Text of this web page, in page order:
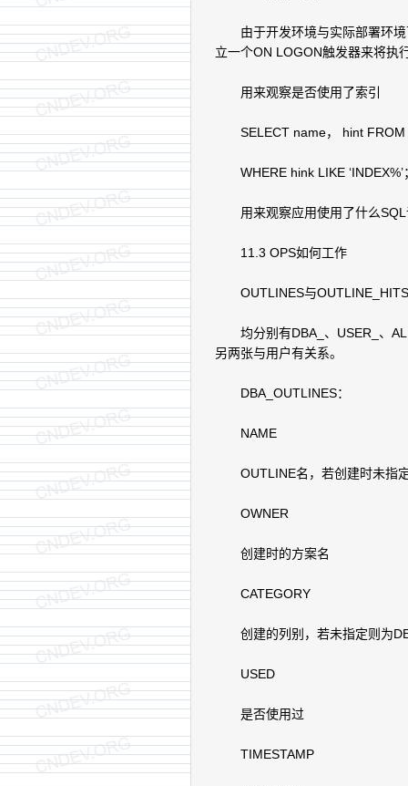
由于开发环境与实际部署环境
立一个ON LOGON触发器来将执
用来观察是否使用了索引
SELECT name， hint FROM
WHERE hink LIKE ‘INDEX%’
用来观察应用使用了什么SQL
11.3 OPS如何工作
OUTLINES与OUTLINE_HITS
均分别有DBA_、USER_、
另两张与用户有关系。
DBA_OUTLINES：
NAME
OUTLINE名，若创建时未指
OWNER
创建时的方案名
CATEGORY
创建的列别，若未指定则为
USED
是否使用过
TIMESTAMP